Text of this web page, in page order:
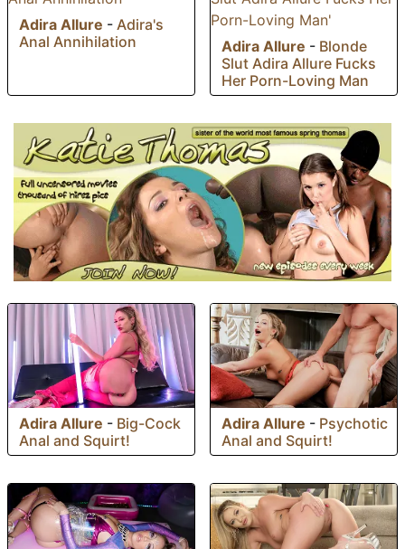
Adira Allure - Adira's
Anal Annihilation
Adira Allure - Blonde
Slut Adira Allure Fucks
Her Porn-Loving Man
Adira Allure - Big-Cock
Anal and Squirt!
Adira Allure - Psychotic
Anal and Squirt!